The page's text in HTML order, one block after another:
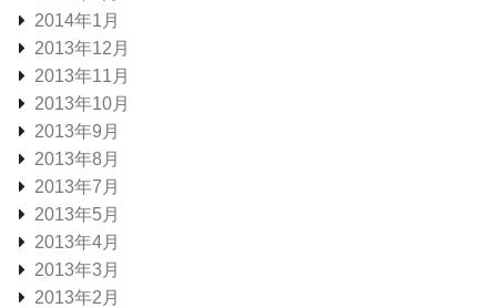
2014年1月
2013年12月
2013年11月
2013年10月
2013年9月
2013年8月
2013年7月
2013年5月
2013年4月
2013年3月
2013年2月